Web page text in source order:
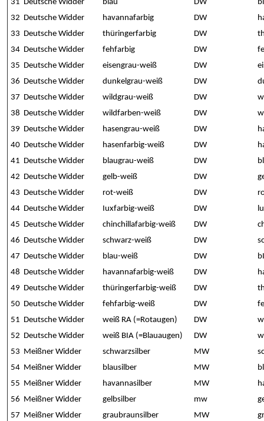
31 Deutsche Widder blau DW
32 Deutsche Widder havannafarbig DW
33 Deutsche Widder thüringerfarbig DW
34 Deutsche Widder fehfarbig DW
35 Deutsche Widder eisengrau-weiß DW
36 Deutsche Widder dunkelgrau-weiß DW
37 Deutsche Widder wildgrau-weiß DW
38 Deutsche Widder wildfarben-weiß DW
39 Deutsche Widder hasengrau-weiß DW
40 Deutsche Widder hasenfarbig-weiß DW
41 Deutsche Widder blaugrau-weiß DW
42 Deutsche Widder gelb-weiß DW
43 Deutsche Widder rot-weiß DW
44 Deutsche Widder Iuxfarbig-weiß DW
45 Deutsche Widder chinchillafarbig-weiß DW
46 Deutsche Widder schwarz-weiß DW
47 Deutsche Widder blau-weiß DW
48 Deutsche Widder havannafarbig-weiß DW
49 Deutsche Widder thüringerfarbig-weiß DW
50 Deutsche Widder fehfarbig-weiß DW
51 Deutsche Widder weiß RA (=Rotaugen) DW
52 Deutsche Widder weiß BIA (=Blauaugen) DW
53 Meißner Widder schwarzsilber MW
54 Meißner Widder blausilber MW
55 Meißner Widder havannasilber MW
56 Meißner Widder gelbsilber mw
57 Meißner Widder graubraunsilber MW